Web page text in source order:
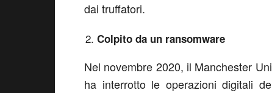
dai truffatori.
Colpito da un ransomware
Nel novembre 2020, il Manchester
ha interrotto le operazioni digitali